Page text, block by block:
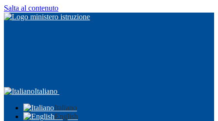
Salta al contenuto
Italiano
Italiano
English